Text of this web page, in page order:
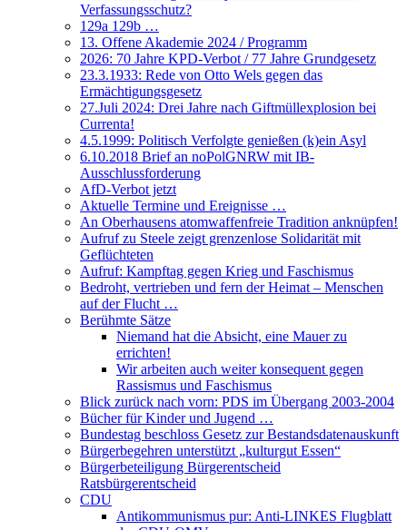
Verfassungsschutz?
129a 129b …
13. Offene Akademie 2024 / Programm
2026: 70 Jahre KPD-Verbot / 77 Jahre Grundgesetz
23.3.1933: Rede von Otto Wels gegen das
Ermächtigungsgesetz
27.Juli 2024: Drei Jahre nach Giftmüllexplosion bei
Currenta!
4.5.1999: Politisch Verfolgte genießen (k)ein Asyl
6.10.2018 Brief an noPolGNRW mit IB-
Ausschlussforderung
AfD-Verbot jetzt
Aktuelle Termine und Ereignisse …
An Oberhausens atomwaffenfreie Tradition anknüpfen!
Aufruf zu Steele zeigt grenzenlose Solidarität mit
Geflüchteten
Aufruf: Kampftag gegen Krieg und Faschismus
Bedroht, vertrieben und fern der Heimat – Menschen
auf der Flucht …
Berühmte Sätze
Niemand hat die Absicht, eine Mauer zu
errichten!
Wir arbeiten auch weiter konsequent gegen
Rassismus und Faschismus
Blick zurück nach vorn: PDS im Übergang 2003-2004
Bücher für Kinder und Jugend …
Bundestag beschloss Gesetz zur Bestandsdatenauskunft
Bürgerbegehren unterstützt „kulturgut Essen“
Bürgerbeteiligung Bürgerentscheid
Ratsbürgerentscheid
CDU
Antikommunismus pur: Anti-LINKES Flugblatt